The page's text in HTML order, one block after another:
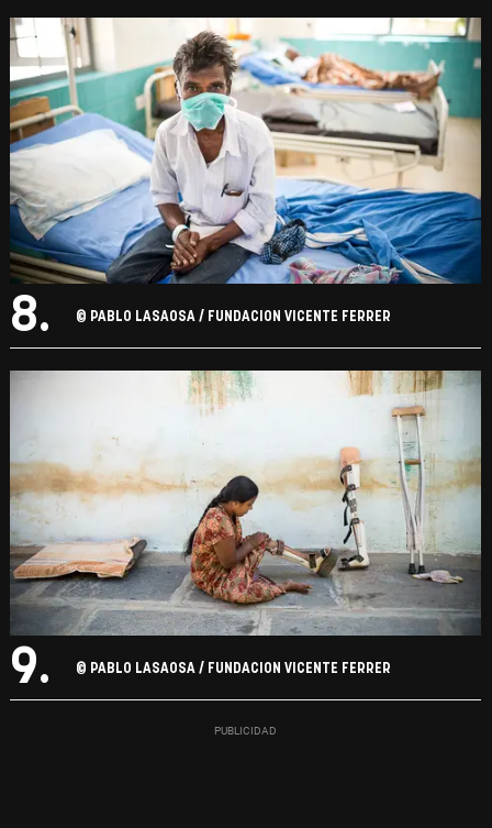
8. © PABLO LASAOSA / FUNDACION VICENTE FERRER
9. © PABLO LASAOSA / FUNDACION VICENTE FERRER